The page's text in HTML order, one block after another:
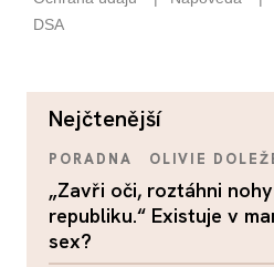
nejčtenější
PORADNA OLIVIE
„Zavři oči, roztáhni
republiku.“ Existuje v
sex?